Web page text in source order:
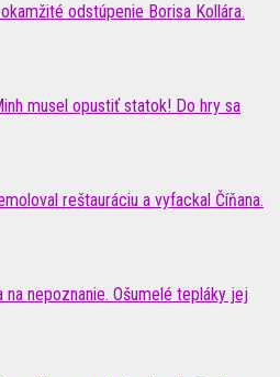
odstúpenie Borisa Kollára.
musel opustiť statok! Do hry sa
reštauráciu a vyfackal Číňana.
nepoznanie. Ošumelé tepláky jej